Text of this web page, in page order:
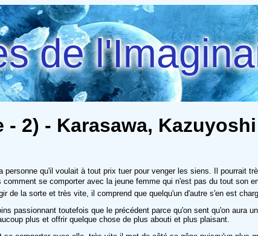
de
2) - Karasawa, Kazuyoshi
qu'il voulait à tout prix tuer pour venger les siens. Il pourrait
se comporter avec la jeune femme qui n'est pas du tout son
de la sorte et très vite, il comprend que quelqu'un d'autre s'en est
passionnant toutefois que le précédent parce qu'on sent qu'on aura
plus et offrir quelque chose de plus abouti et plus plaisant.